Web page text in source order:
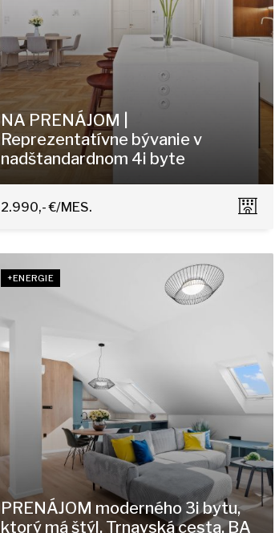
NA PRENÁJOM |
Reprezentatívne bývanie v
nadštandardnom 4i byte
Gröslingova, Bratislava - Staré Mesto
2.990,- €/MES.
+ENERGIE
PRENÁJOM moderného 3i bytu,
ktorý má štýl, Trnavská cesta, BA